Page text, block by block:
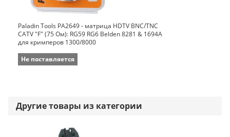
Paladin Tools PA2649 - матрица HDTV BNC/TNC
CATV "F" (75 Ом): RG59 RG6 Belden 8281 & 1694A
для кримперов 1300/8000
Не поставляется
Другие товары из категории